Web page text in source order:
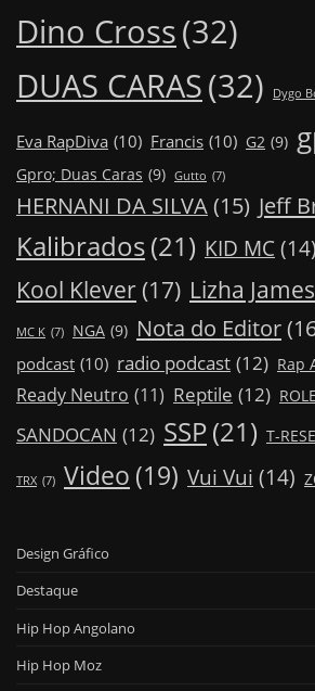
Dino Cross(32)
DUAS CARAS(32) Dygo
Eva RapDiva (10) Francis (10) G2 (9)
Gpro; Duas Caras (9) Gutto (7)
HERNANI DA SILVA(15) Jeff
Kalibrados(21) KID MC (14)
Kool Klever (17) Lizha James
MC K (7) NGA (9) Nota do Editor
podcast (10) radio podcast (12) Rap
Ready Neutro (11) Reptile (12)
SANDOCAN (12) SSP(21) T-RESE
TRX (7) Video (19) Vui Vui (14)
Design Gráfico
Destaque
Hip Hop Angolano
Hip Hop Moz